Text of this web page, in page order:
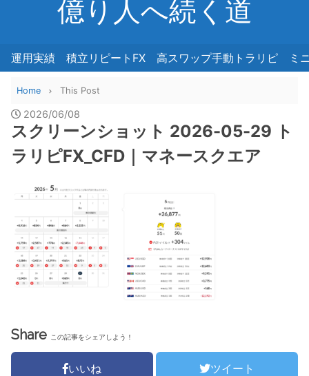
億り人へ続く道
運用実績 積立リピートFX 高スワップ手動トラリピ ミ
Home This Post
2026/06/08
スクリーンショット 2026-05-29 ト
ラリピFX_CFD｜マネースクエア
Share この記事をシェアしよう！
いいね ツイート